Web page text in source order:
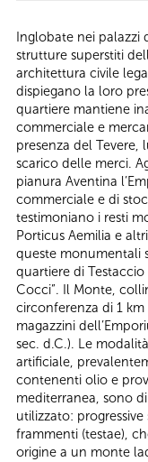
Inglobate nei palazzi
strutture superstiti
architettura civile
dispiegano la loro
quartiere mantiene
commerciale e
presenza del
scarico delle merci.
pianura Aventina
commerciale e di
testimoniano i resti
Porticus Aemilia e
queste monumentali
quartiere di Testaccio
Cocci”. Il Monte,
circonferenza di 1
magazzini
sec. d.C.). Le
artificiale,
contenenti olio e
mediterranea, sono
utilizzato:
frammenti (testae),
origine a un monte